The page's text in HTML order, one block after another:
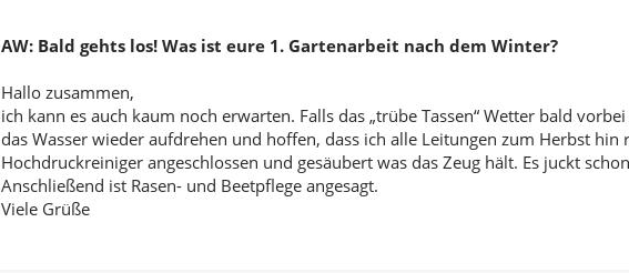
AW: Bald gehts los! Was ist eure 1. Gartenarbeit nach dem Winter?
Hallo zusammen,
ich kann es auch kaum noch erwarten. Falls das „trübe Tassen“ Wetter bald
das Wasser wieder aufdrehen und hoffen, dass ich alle Leitungen zum Herbst
Hochdruckreiniger angeschlossen und gesäubert was das Zeug hält. Es juckt
Anschließend ist Rasen- und Beetpflege angesagt.
Viele Grüße